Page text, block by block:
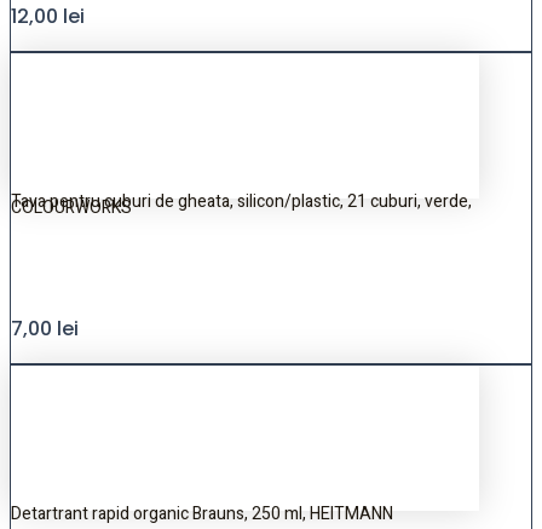
12,00 lei
Tava pentru cuburi de gheata, silicon/plastic, 21 cuburi, verde,
COLOURWORKS
7,00 lei
Detartrant rapid organic Brauns, 250 ml, HEITMANN